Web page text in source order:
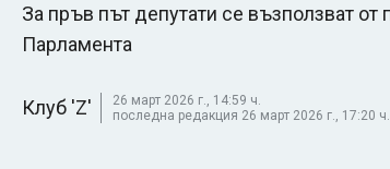
За пръв път депутати се възползват от
Парламента
Клуб 'Z'
26 март 2026 г., 14:59 ч.
последна редакция 26 март 2026 г., 17:20 ч.